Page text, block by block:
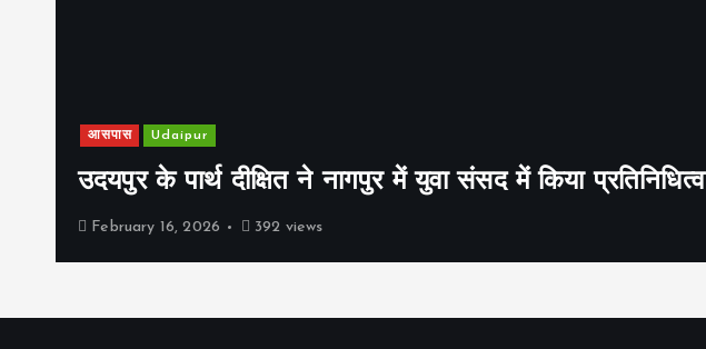
आसपास Udaipur
उदयपुर के पार्थ दीक्षित ने नागपुर में युवा संसद में किया प्रतिनिधित्व
February 16, 2026 392 views